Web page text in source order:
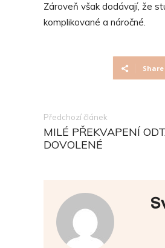
Zároveň však dodávají, že
komplikované a náročné.
Share
Předchozí článek
MILÉ PŘEKVAPENÍ
DOVOLENÉ